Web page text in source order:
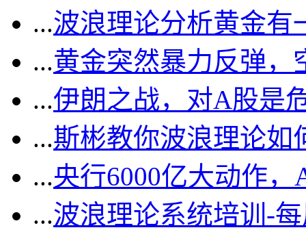
...波浪理论分析黄金有
...黄金突然暴力反弹，
...伊朗之战，对A股是
...斯彬教你波浪理论如
...央行6000亿大动作
...波浪理论系统培训-